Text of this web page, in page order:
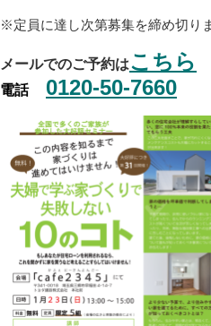
※定員に達し次第募集を締め切り
メールでのご予約はこちら
電話 0120-50-7660